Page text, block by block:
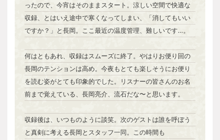
ったので、今宵はそのままスタート。涼しい空間で快適な
収録、とはいえ途中で寒くなってしまい、「消してもいい
ですか？」と長岡。ここ最近の温度管理、難しいです…。
何はともあれ、収録はスムーズに終了。やはりお便り回の
長岡のテンションは高め。今夜もとても楽しそうにお便り
を読む姿がとても印象的でした。リスナーの皆さんのお名
前まで覚えている、長岡亮介、流石だな〜と思います。
収録後は、いつものように談笑。次のゲストは誰を呼ぼう
と真剣に考える長岡とスタッフ一同。この時間も